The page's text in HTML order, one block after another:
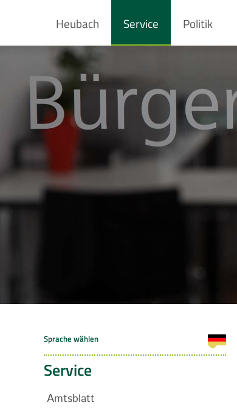
Heubach Service Politik
Service
Amtsblatt